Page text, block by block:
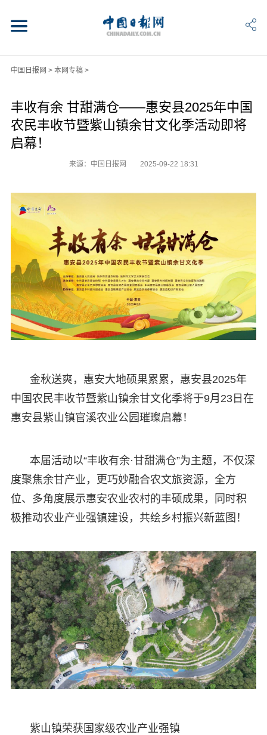
中国日报网 > 本网专稿>
丰收有余 甘甜满仓——惠安县2025年中国
农民丰收节暨紫山镇余甘文化季活动即将
启幕！
来源：中国日报网 2025-09-22 18:31
金秋送爽，惠安大地硕果累累，惠安县2025年
中国农民丰收节暨紫山镇余甘文化季将于9月23日在
惠安县紫山镇官溪农业公园璀璨启幕！
本届活动以“丰收有余·甘甜满仓”为主题，不仅深
度聚焦余甘产业，更巧妙融合农文旅资源，全方
位、多角度展示惠安农业农村的丰硕成果，同时积
极推动农业产业强镇建设，共绘乡村振兴新蓝图！
紫山镇荣获国家级农业产业强镇